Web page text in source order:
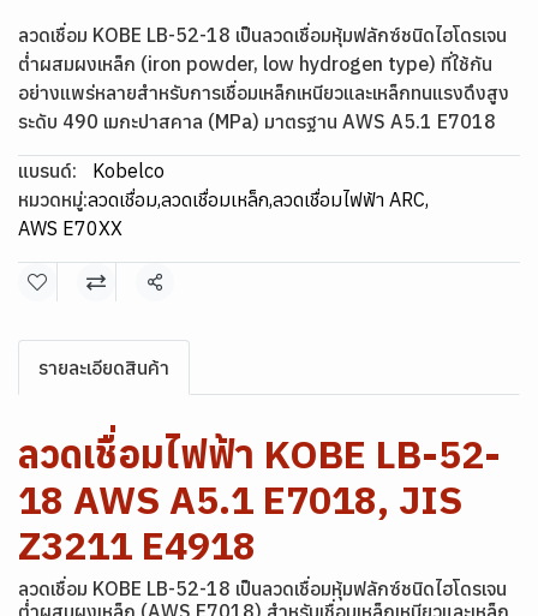
ลวดเชื่อม KOBE LB-52-18 เป็นลวดเชื่อมหุ้มฟลักซ์ชนิดไฮโดรเจน
ต่ำผสมผงเหล็ก (iron powder, low hydrogen type) ที่ใช้กัน
อย่างแพร่หลายสำหรับการเชื่อมเหล็กเหนียวและเหล็กทนแรงดึงสูง
ระดับ 490 เมกะปาสคาล (MPa) มาตรฐาน AWS A5.1 E7018
แบรนด์:
Kobelco
หมวดหมู่:ลวดเชื่อม,ลวดเชื่อมเหล็ก,ลวดเชื่อมไฟฟ้า ARC,
AWS E70XX
แชร์
รายละเอียดสินค้า
ลวดเชื่อมไฟฟ้า KOBE LB-52-
18 AWS A5.1 E7018, JIS
Z3211 E4918
ลวดเชื่อม KOBE LB-52-18 เป็นลวดเชื่อมหุ้มฟลักซ์ชนิดไฮโดรเจน
ต่ำผสมผงเหล็ก (AWS E7018) สำหรับเชื่อมเหล็กเหนียวและเหล็ก